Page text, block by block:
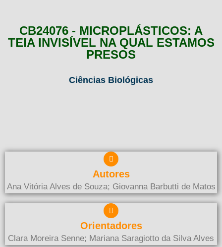
CB24076 - MICROPLÁSTICOS: A
TEIA INVISÍVEL NA QUAL ESTAMOS
PRESOS
Ciências Biológicas
Autores
Ana Vitória Alves de Souza; Giovanna Barbutti de Matos
Orientadores
Clara Moreira Senne; Mariana Saragiotto da Silva Alves